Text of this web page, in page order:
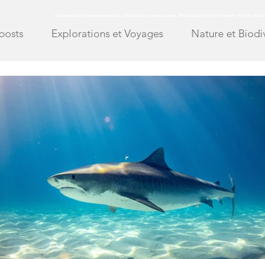
Explorations et Voyages Nature et